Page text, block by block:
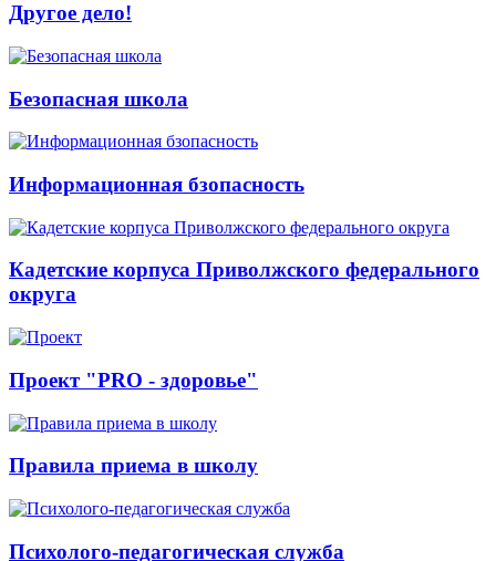
Другое дело!
Безопасная школа
Информационная бзопасность
Кадетские корпуса Приволжского федерального
округа
Проект "PRO - здоровье"
Правила приема в школу
Психолого-педагогическая служба